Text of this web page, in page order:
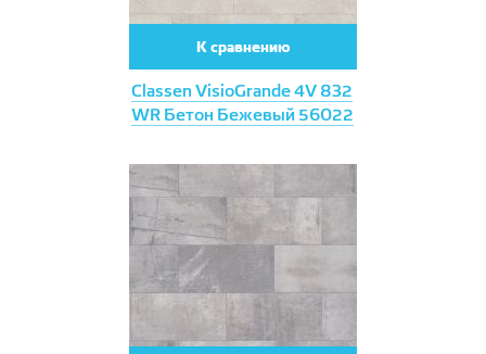
Classen VisioGrande 4V 832
WR Бетон Бежевый 56022
К сравнению